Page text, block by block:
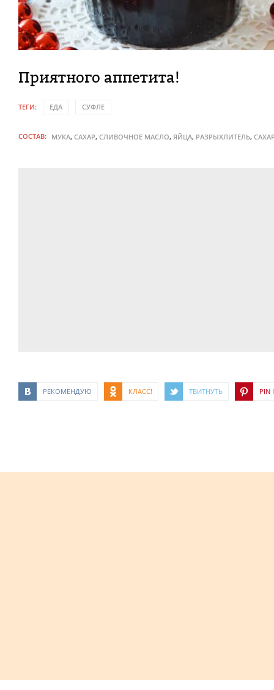
Приятного аппетита!
ТЕГИ: ЕДА СУФЛЕ
СОСТАВ: МУКА, САХАР, СЛИВОЧНОЕ МАСЛО, ЯЙЦА, РАЗРЫХЛИТЕЛЬ,
РЕКОМЕНДУЮ КЛАСС! ТВИТНУТЬ PIN